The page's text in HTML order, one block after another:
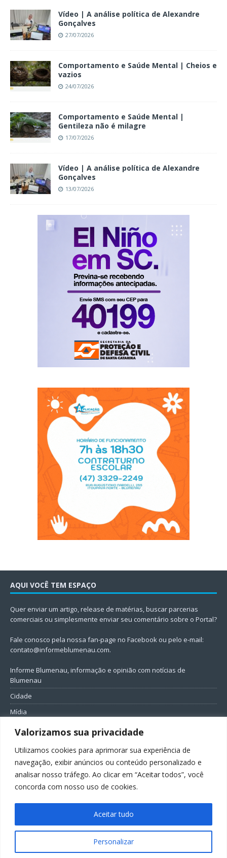
Valorizamos sua privacidade
Utilizamos cookies para aprimorar sua experiência de
navegação, exibir anúncios ou conteúdo personalizado e
analisar nosso tráfego. Ao clicar em “Aceitar todos”, você
concorda com nosso uso de cookies.
Personalizar
Aceitar tudo
Vídeo | A análise política de Alexandre
Gonçalves
27/07/2026
Comportamento e Saúde Mental | Cheios e
vazios
24/07/2026
Comportamento e Saúde Mental |
Gentileza não é milagre
17/07/2026
Vídeo | A análise política de Alexandre
Gonçalves
13/07/2026
AQUI VOCÊ TEM ESPAÇO
Quer enviar um artigo, release de matérias, buscar parcerias
comerciais ou simplesmente enviar seu comentário sobre o Portal?
Fale conosco pela nossa fan-page no Facebook ou pelo e-mail:
contato@informeblumenau.com.
Informe Blumenau, informação e opinião com notícias de
Blumenau
Cidade
Mídia
Entretenimento
Política
FIQUE CONECTADO